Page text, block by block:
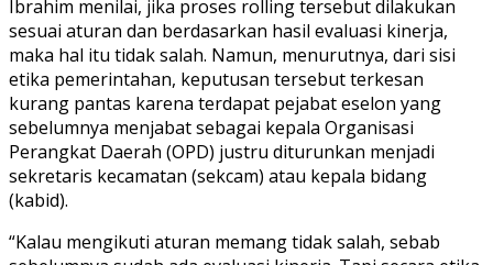
Ibrahim menilai, jika proses rolling tersebut dilakukan
sesuai aturan dan berdasarkan hasil evaluasi kinerja,
maka hal itu tidak salah. Namun, menurutnya, dari sisi
etika pemerintahan, keputusan tersebut terkesan
kurang pantas karena terdapat pejabat eselon yang
sebelumnya menjabat sebagai kepala Organisasi
Perangkat Daerah (OPD) justru diturunkan menjadi
sekretaris kecamatan (sekcam) atau kepala bidang
(kabid).
“Kalau mengikuti aturan memang tidak salah, sebab